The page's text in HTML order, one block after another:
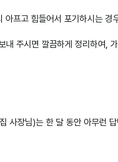
프고 힘들어서 포기하시는 경
주시면 깔끔하게 정리하여,
사장님)는 한 달 동안 아무런